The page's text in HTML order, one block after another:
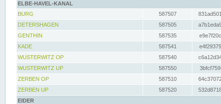
ELBE-HAVEL-KANAL
BURG
587507
DETERSHAGEN
587505
GENTHIN
587535
KADE
587541
WUSTERWITZ OP
587540
WUSTERWITZ UP
587550
ZERBEN OP
587510
ZERBEN UP
587520
EIDER